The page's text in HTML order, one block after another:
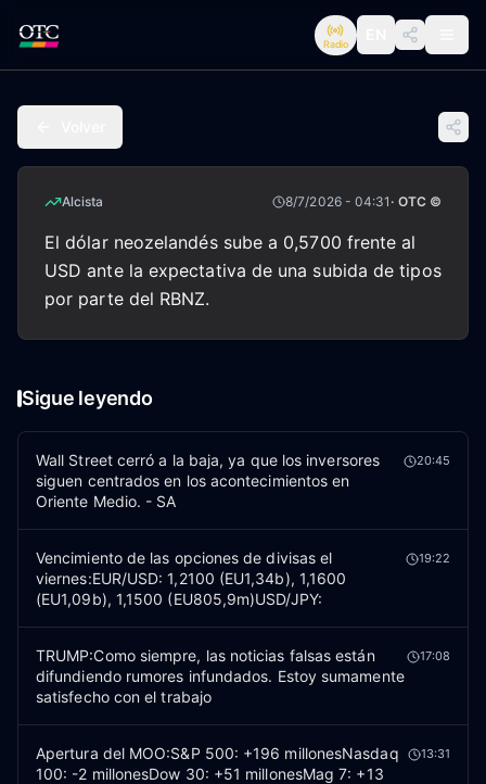
Radio
Alcista 8/7/2026 - 04:31 · OTC ©
El dólar neozelandés sube a 0,5700 frente al
USD ante la expectativa de una subida de tipos
por parte del RBNZ.
Sigue leyendo
Wall Street cerró a la baja, ya que los inversores
siguen centrados en los acontecimientos en
Oriente Medio. - SA
20:45
Vencimiento de las opciones de divisas el
viernes:EUR/USD: 1,2100 (EU1,34b), 1,1600
(EU1,09b), 1,1500 (EU805,9m)USD/JPY:
19:22
TRUMP:Como siempre, las noticias falsas están
difundiendo rumores infundados. Estoy sumamente
satisfecho con el trabajo
17:08
Apertura del MOO:S&P 500: +196 millonesNasdaq
100: -2 millonesDow 30: +51 millonesMag 7: +13
13:31